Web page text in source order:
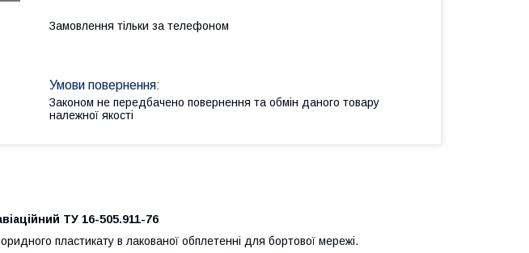
Замовлення тільки за телефоном
Законом не передбачено повернення та обмін даного товару
належної якості
ТУ 16-505.911-76
пластикату в лакованої обплетенні для бортової мережі.